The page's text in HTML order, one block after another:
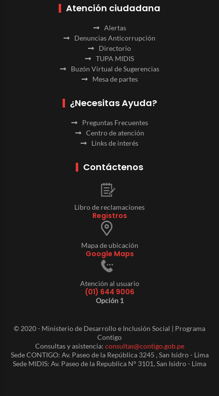
Atención ciudadana
Alertas
Denuncias Anticorrupción
Directorio
TUPA MIDIS
Buzón Virtual de Sugerencias
Mesa de partes
¿Necesitas Ayuda?
Preguntas Frecuentes
Centro de atención
Links de interés
Contáctenos
Libro de reclamaciones
Registros
Mapa de ubicación
Google Maps
Atención al usuario
(01) 644 9006
Opción 1
© 2020 - Ministerio de Desarrollo e Inclusión Social | Programa
Contigo
Consultas y asistencia: consultas@contigo.gob.pe
Sede CONTIGO: Av. Paseo de la República 3245 , San Isidro - Lima
Sede MIDIS: Av. Paseo de la Republica N° 3101, San Isidro - Lima